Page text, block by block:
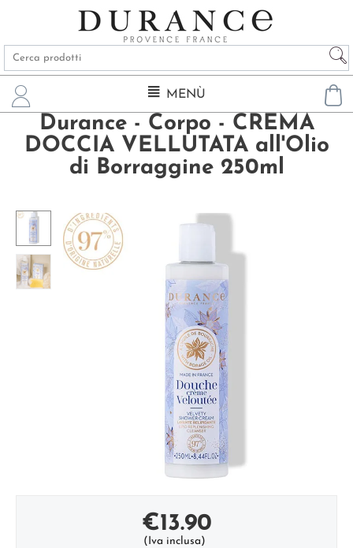
MENÙ
Durance - Corpo - CREMA
DOCCIA VELLUTATA all'Olio
di Borraggine 250ml
€13.90
(Iva inclusa)